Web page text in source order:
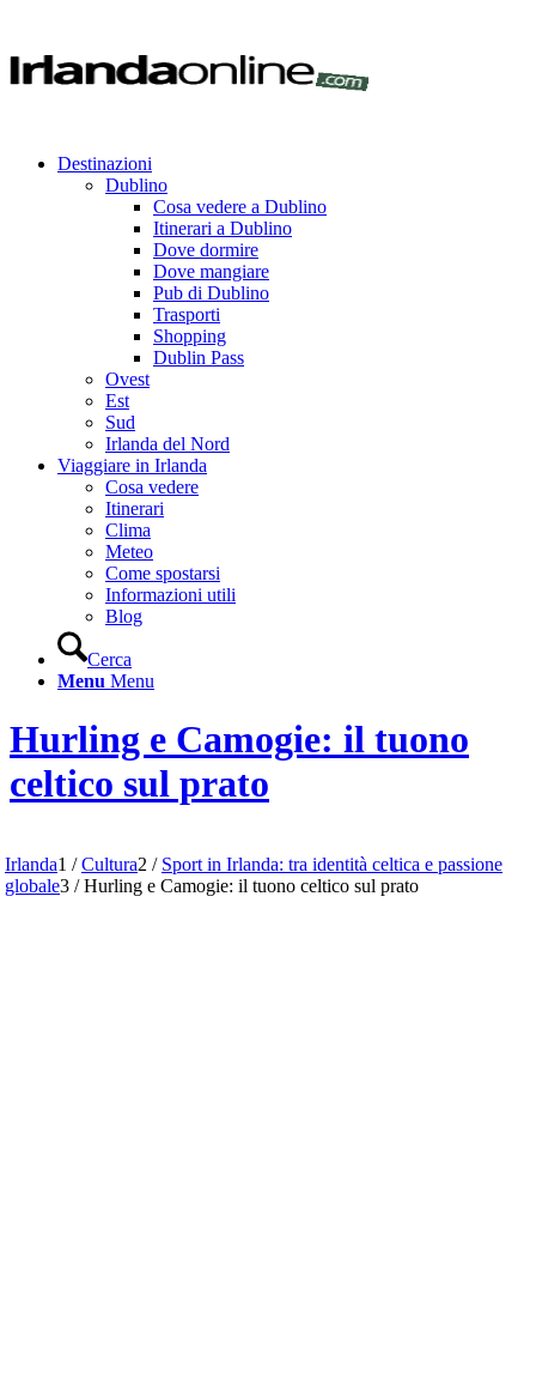
Destinazioni
Dublino
Cosa vedere a Dublino
Itinerari a Dublino
Dove dormire
Dove mangiare
Pub di Dublino
Trasporti
Shopping
Dublin Pass
Ovest
Est
Sud
Irlanda del Nord
Viaggiare in Irlanda
Cosa vedere
Itinerari
Clima
Meteo
Come spostarsi
Informazioni utili
Blog
Cerca
Menu Menu
Hurling e Camogie: il tuono
celtico sul prato
Irlanda1 / Cultura2 / Sport in Irlanda: tra identità celtica e passione
globale3 / Hurling e Camogie: il tuono celtico sul prato